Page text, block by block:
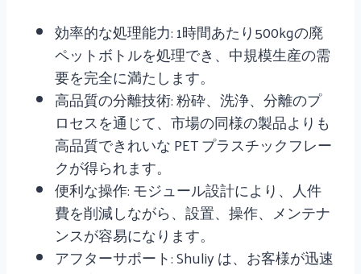
効率的な処理能力: 1時間あたり500kgの廃
ペットボトルを処理でき、中規模生産の需
要を完全に満たします。
高品質の分離技術: 粉砕、洗浄、分離のプ
ロセスを通じて、市場の同様の製品よりも
高品質できれいな PET プラスチックフレー
クが得られます。
便利な操作: モジュール設計により、人件
費を削減しながら、設置、操作、メンテナ
ンスが容易になります。
アフターサポート: Shuliy は、お客様が迅速